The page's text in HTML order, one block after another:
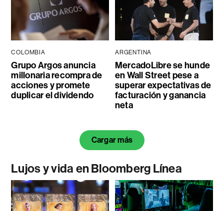
COLOMBIA
Grupo Argos anuncia
millonaria recompra de
acciones y promete
duplicar el dividendo
ARGENTINA
MercadoLibre se hunde
en Wall Street pese a
superar expectativas de
facturación y ganancia
neta
Cargar más
Lujos y vida en Bloomberg Línea